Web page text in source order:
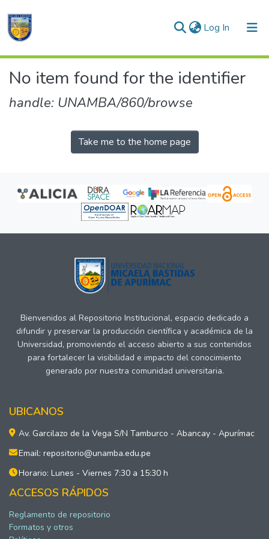
Log In (current)
Communities & Collections
No item found for the identifier
handle: UNAMBA/860/browse
Take me to the home page
Bienvenidos al Repositorio Institucional, espacio dedicado a
difundir y preservar la producción científica y académica de la
Universidad, promoviendo el acceso abierto a sus contenidos
para fortalecer la visibilidad e impacto del conocimiento
generado por nuestra comunidad universitaria.
UBICANOS
Av. Garcilazo de la Vega S/N Tamburco - Abancay - Apurímac
Email: repositorio@unamba.edu.pe
Horario: Lunes - Viernes 7:30 a 15:30 h
ACCESOS RÁPIDOS
Reglamento de repositorio
Formatos y otros